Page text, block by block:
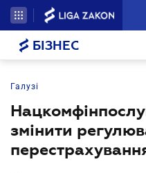
БІЗНЕС
Галузі
змінити